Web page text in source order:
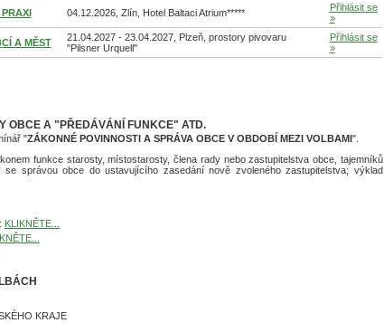
04.12.2026, Zlín, Hotel Baltaci Atrium*****
Přihlásit se
»
A MĚST
21.04.2027 - 23.04.2027, Plzeň, prostory pivovaru
"Pilsner Urquell"
Přihlásit se
»
OBCE A "PŘEDÁVÁNÍ FUNKCE" ATD.
"ZÁKONNÉ POVINNOSTI A SPRÁVA OBCE V OBDOBÍ MEZI VOLBAMI".
funkce starosty, místostarosty, člena rady nebo zastupitelstva obce, tajemníků
správou obce do ustavujícího zasedání nově zvoleného zastupitelstva; výklad
KLIKNĚTE...
KRAJE